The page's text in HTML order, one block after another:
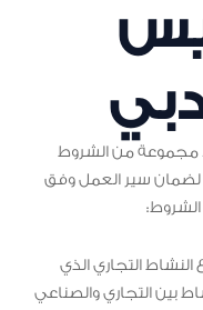
مجموعة من الشروط
لضمان سير العمل وفق
الشروط:
التجاري الذي
بين التجاري والصناعي